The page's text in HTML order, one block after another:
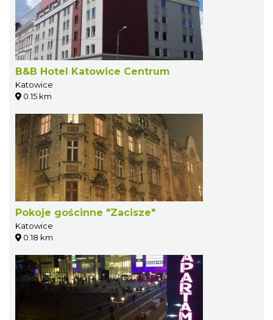
B&B Hotel Katowice Centrum
Katowice
0.15 km
Pokoje gościnne "Zacisze"
Katowice
0.18 km